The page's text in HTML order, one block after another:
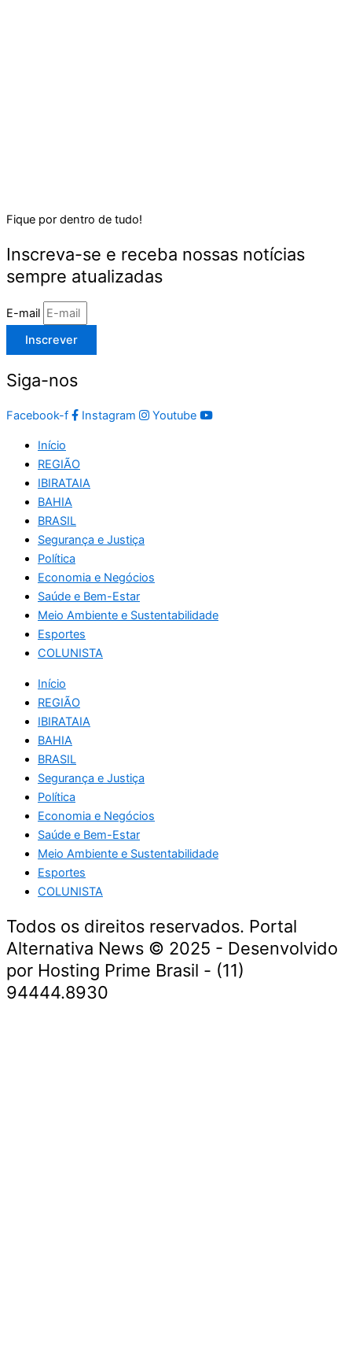
Fique por dentro de tudo!
Inscreva-se e receba nossas notícias
sempre atualizadas
E-mail
Inscrever
Siga-nos
Facebook-f Instagram Youtube
Início
REGIÃO
IBIRATAIA
BAHIA
BRASIL
Segurança e Justiça
Política
Economia e Negócios
Saúde e Bem-Estar
Meio Ambiente e Sustentabilidade
Esportes
COLUNISTA
Início
REGIÃO
IBIRATAIA
BAHIA
BRASIL
Segurança e Justiça
Política
Economia e Negócios
Saúde e Bem-Estar
Meio Ambiente e Sustentabilidade
Esportes
COLUNISTA
Todos os direitos reservados. Portal
Alternativa News © 2025 - Desenvolvido
por Hosting Prime Brasil - (11)
94444.8930